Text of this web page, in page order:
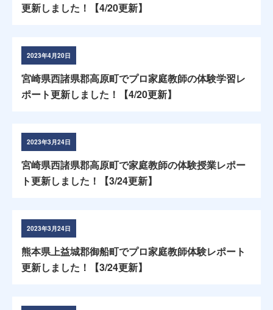
更新しました！【4/20更新】
2023年4月20日
宮崎県西諸県郡高原町でプロ家庭教師の体験学習レ
ポート更新しました！【4/20更新】
2023年3月24日
宮崎県西諸県郡高原町で家庭教師の体験授業レポー
ト更新しました！【3/24更新】
2023年3月24日
熊本県上益城郡御船町でプロ家庭教師体験レポート
更新しました！【3/24更新】